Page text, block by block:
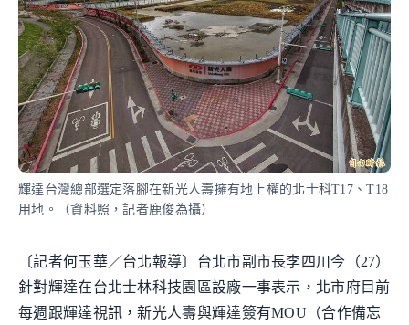
輝達台灣總部選定落腳在新光人壽擁有地上權的北士科T17、T18
用地。（資料照，記者鹿俊為攝）
〔記者何玉華／台北報導〕台北市副市長李四川今（27）
針對輝達在台北士林科技園區設廠一事表示，北市府目前
每週跟輝達視訊，新光人壽與輝達簽有MOU（合作備忘